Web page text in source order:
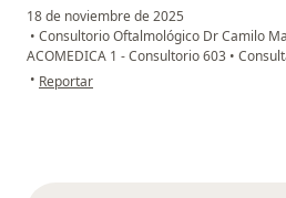
18 de noviembre de 2025
• Consultorio Oftalmológico Dr Camilo
ACOMEDICA 1 - Consultorio 603 •
• en opinión del usuario Eduvina Cardenas
Reportar